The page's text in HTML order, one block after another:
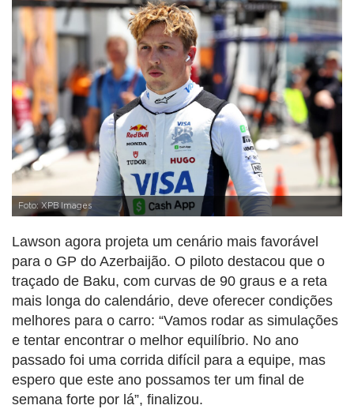
Foto: XPB Images
Lawson agora projeta um cenário mais favorável
para o GP do Azerbaijão. O piloto destacou que o
traçado de Baku, com curvas de 90 graus e a reta
mais longa do calendário, deve oferecer condições
melhores para o carro: “Vamos rodar as simulações
e tentar encontrar o melhor equilíbrio. No ano
passado foi uma corrida difícil para a equipe, mas
espero que este ano possamos ter um final de
semana forte por lá”, finalizou.